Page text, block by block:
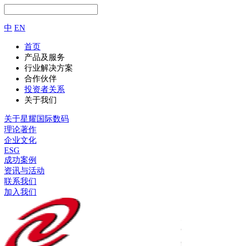
中 EN
首页
产品及服务
行业解决方案
合作伙伴
投资者关系
关于我们
关于星耀国际数码
理论著作
企业文化
ESG
成功案例
资讯与活动
联系我们
加入我们